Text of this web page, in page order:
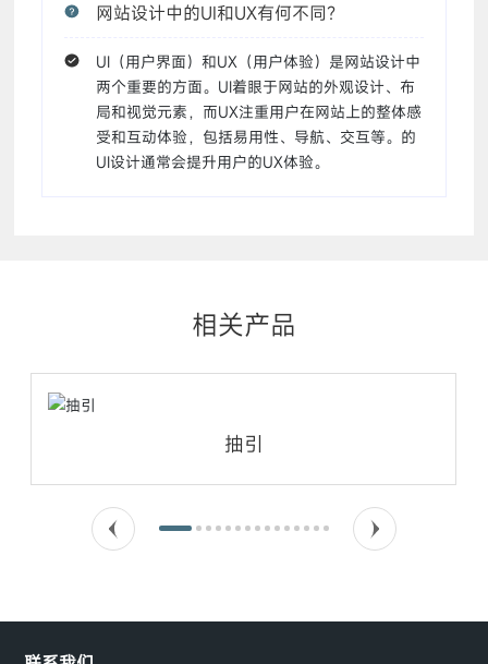
网站设计中的UI和UX有何不同？
UI（用户界面）和UX（用户体验）是网站设计中
两个重要的方面。UI着眼于网站的外观设计、布
局和视觉元素，而UX注重用户在网站上的整体感
受和互动体验，包括易用性、导航、交互等。的
UI设计通常会提升用户的UX体验。
相关产品
抽引